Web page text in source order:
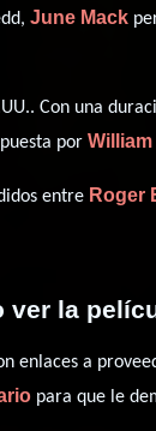
June Mack
Con una
por
entre Roger
ver la
enlaces a
para que le